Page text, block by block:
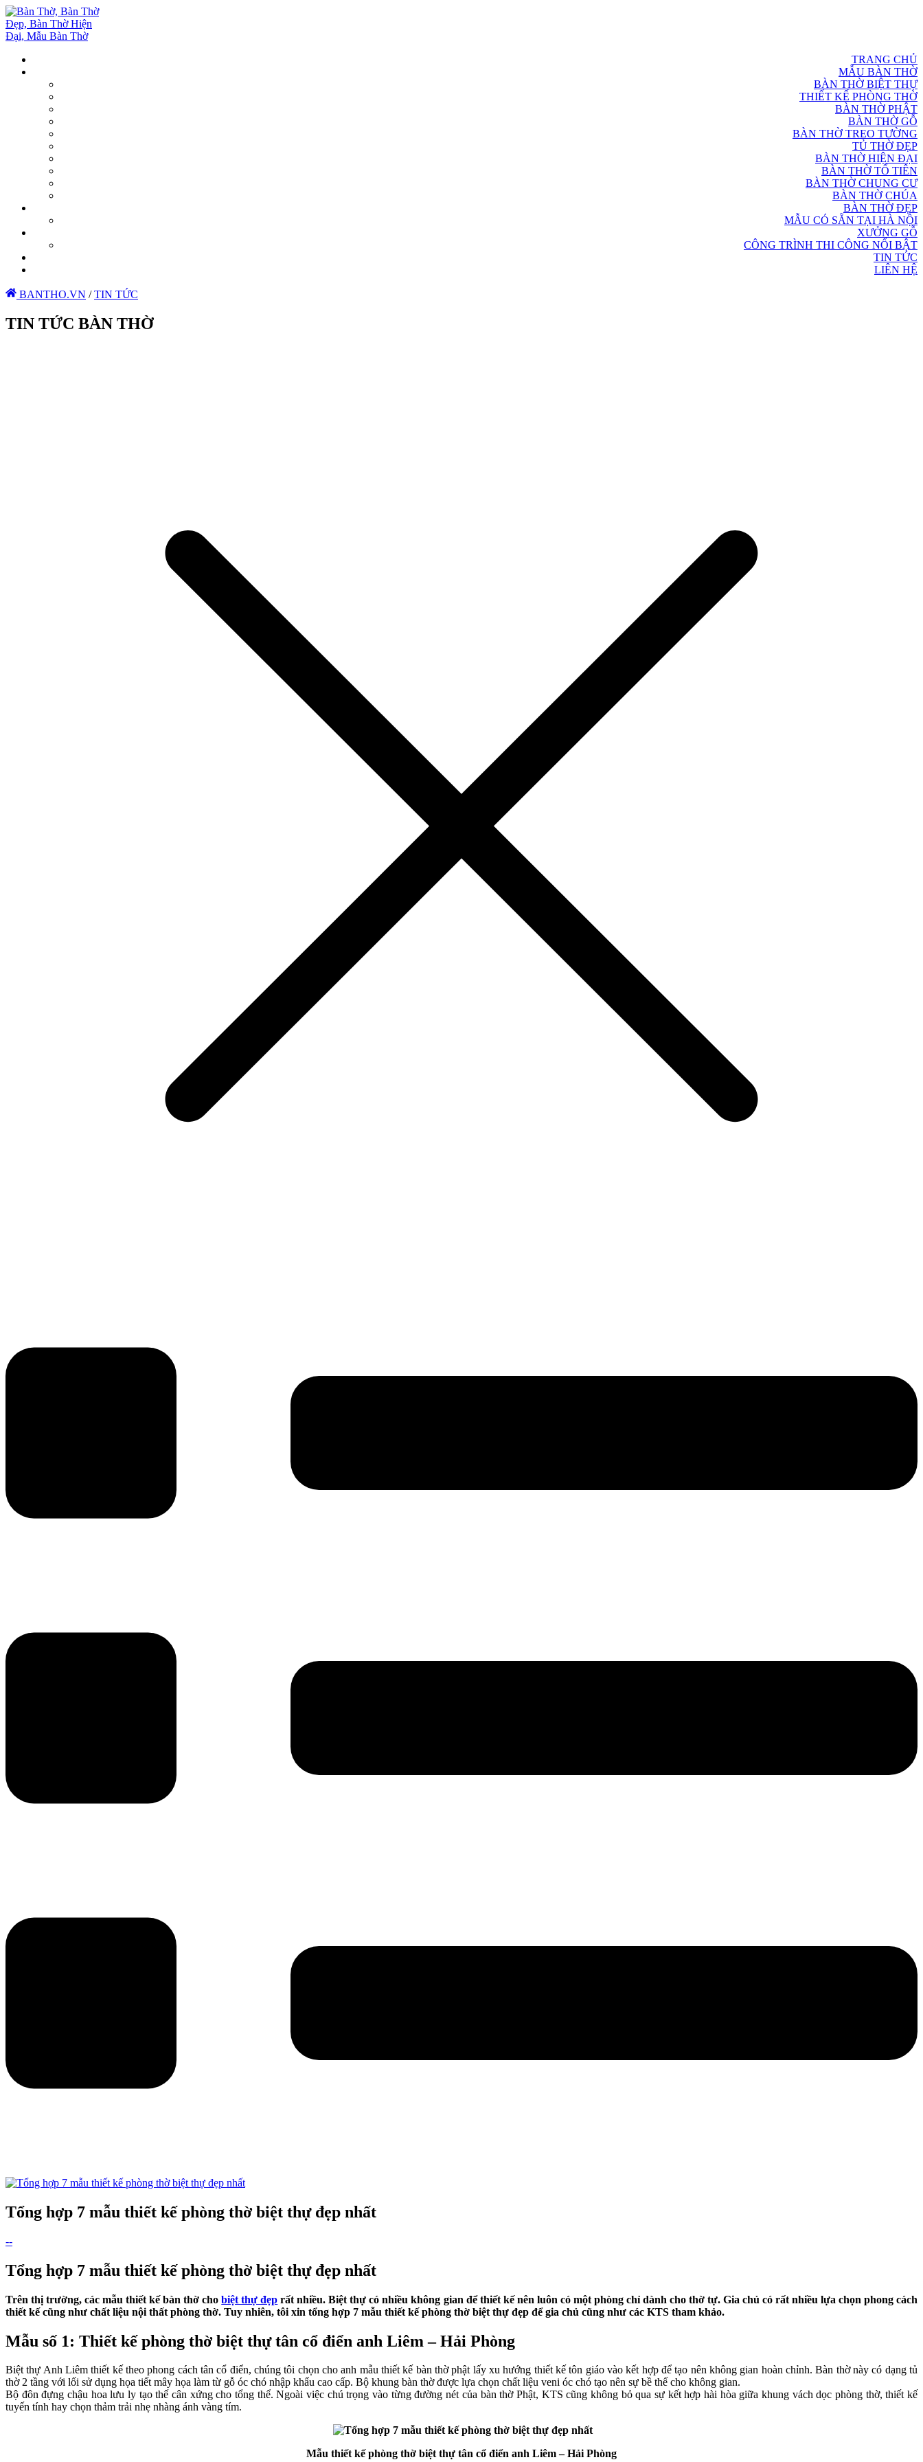
TRANG CHỦ
MẪU BÀN THỜ
BÀN THỜ BIỆT THỰ
THIẾT KẾ PHÒNG THỜ
BÀN THỜ PHẬT
BÀN THỜ GỖ
BÀN THỜ TREO TƯỜNG
TỦ THỜ ĐẸP
BÀN THỜ HIỆN ĐẠI
BÀN THỜ TỔ TIÊN
BÀN THỜ CHUNG CƯ
BÀN THỜ CHÚA
BÀN THỜ ĐẸP
MẪU CÓ SẴN TẠI HÀ NỘI
XƯỞNG GỖ
CÔNG TRÌNH THI CÔNG NỔI BẬT
TIN TỨC
LIÊN HỆ
BANTHO.VN / TIN TỨC
TIN TỨC BÀN THỜ
Tổng hợp 7 mẫu thiết kế phòng thờ biệt thự đẹp nhất
--
Tổng hợp 7 mẫu thiết kế phòng thờ biệt thự đẹp nhất
Trên thị trường, các mẫu thiết kế bàn thờ chobiệt thự đẹp rất nhiều. Biệt thự có nhiều không gian để thiết kế nên luôn có một phòng chỉ dành cho thờ tự. Gia chủ có rất nhiều lựa chọn phong cách
thiết kế cũng như chất liệu nội thất phòng thờ. Tuy nhiên, tôi xin tổng hợp 7 mẫu thiết kế phòng thờ biệt thự đẹp để gia chủ cũng như các KTS tham khảo.
Mẫu số 1: Thiết kế phòng thờ biệt thự tân cổ điển anh Liêm – Hải Phòng
Biệt thự Anh Liêm thiết kế theo phong cách tân cổ điển, chúng tôi chọn cho anh mẫu thiết kế bàn thờ phật lấy xu hướng thiết kế tôn giáo vào kết hợp để tạo nên không gian hoàn chỉnh. Bàn thờ này có dạng tủ
thờ 2 tầng với lối sử dụng họa tiết mây họa làm từ gỗ óc chó nhập khẩu cao cấp. Bộ khung bàn thờ được lựa chọn chất liệu veni óc chó tạo nên sự bề thế cho không gian.
Bộ đôn đựng chậu hoa lưu ly tạo thế cân xứng cho tổng thể. Ngoài việc chú trọng vào từng đường nét của bàn thờ Phật, KTS cũng không bỏ qua sự kết hợp hài hòa giữa khung vách dọc phòng thờ, thiết kế
tuyến tính hay chọn thảm trải nhẹ nhàng ánh vàng tím.
Mẫu thiết kế phòng thờ biệt thự tân cổ điển anh Liêm – Hải Phòng